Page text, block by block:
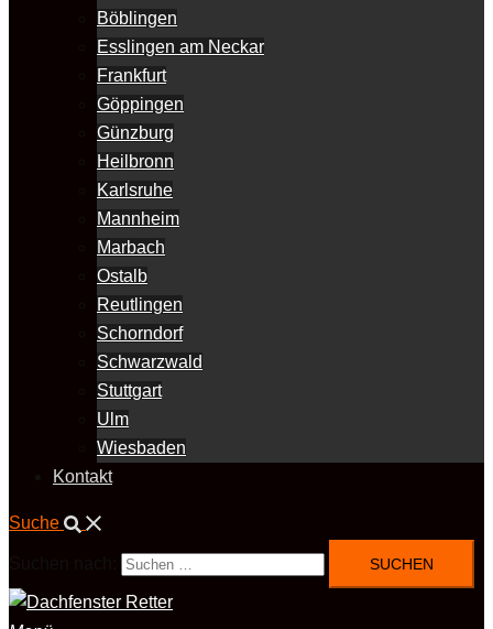
Böblingen
Esslingen am Neckar
Frankfurt
Göppingen
Günzburg
Heilbronn
Karlsruhe
Mannheim
Marbach
Ostalb
Reutlingen
Schorndorf
Schwarzwald
Stuttgart
Ulm
Wiesbaden
Kontakt
Suche